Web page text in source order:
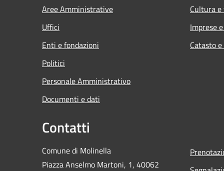
Aree Amministrative
Uffici
Enti e fondazioni
Politici
Personale Amministrativo
Documenti e dati
Cultura
Imprese
Catasto
Contatti
Comune di Molinella
Piazza Anselmo Martoni, 1, 40062